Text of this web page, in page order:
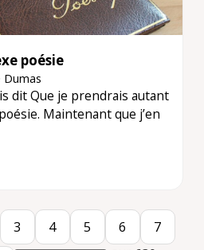
poésie
Dumas
dit Que je prendrais autant
Maintenant que j’en
3 4 5 6 7